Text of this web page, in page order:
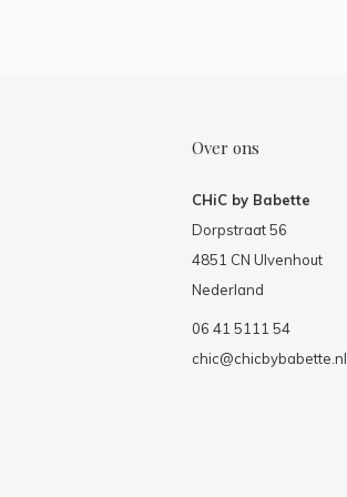
Over ons
CHiC by Babette
Dorpstraat 56
4851 CN Ulvenhout
Nederland
06 41 5111 54
chic@chicbybabette.nl